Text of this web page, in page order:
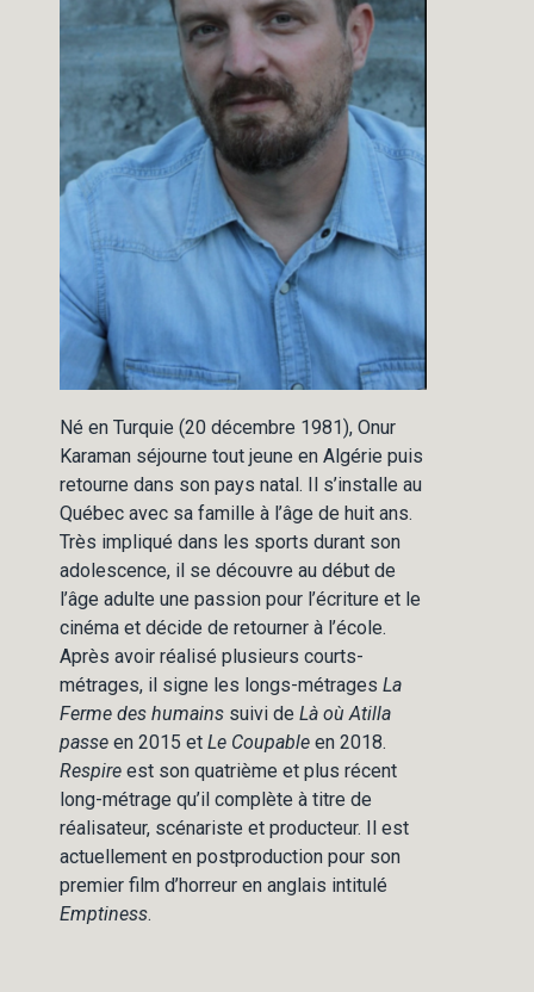
Né en Turquie (20 décembre 1981), Onur
Karaman séjourne tout jeune en Algérie puis
retourne dans son pays natal. Il s’installe au
Québec avec sa famille à l’âge de huit ans.
Très impliqué dans les sports durant son
adolescence, il se découvre au début de
l’âge adulte une passion pour l’écriture et le
cinéma et décide de retourner à l’école.
Après avoir réalisé plusieurs courts-
métrages, il signe les longs-métrages La
Ferme des humains suivi de Là où Atilla
passe en 2015 et Le Coupable en 2018.
Respire est son quatrième et plus récent
long-métrage qu’il complète à titre de
réalisateur, scénariste et producteur. Il est
actuellement en postproduction pour son
premier film d’horreur en anglais intitulé
Emptiness.